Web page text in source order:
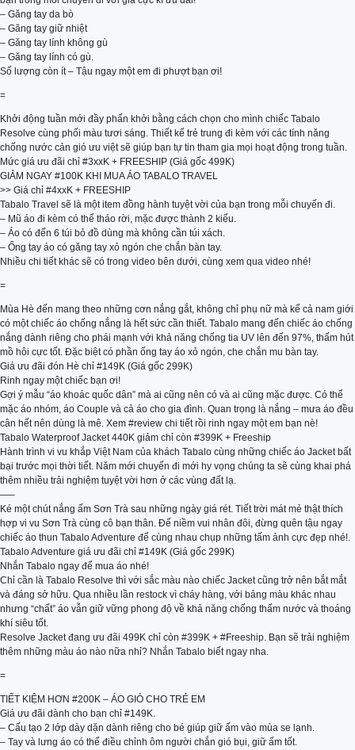
– Găng tay da bò
– Găng tay giữ nhiệt
– Găng tay lính không gù
– Găng tay lính có gù.
Số lượng còn ít – Tậu ngay một em đi phượt bạn ơi!
=
Khởi động tuần mới đầy phấn khởi bằng cách chọn cho mình chiếc Tabalo
Resolve cùng phối màu tươi sáng. Thiết kế trẻ trung đi kèm với các tính năng
chống nước cản gió ưu việt sẽ giúp bạn tự tin tham gia mọi hoạt động trong tuần.
Mức giá ưu đãi chỉ #3xxK + FREESHIP (Giá gốc 499K)
GIẢM NGAY #100K KHI MUA ÁO TABALO TRAVEL
>> Giá chỉ #4xxK + FREESHIP
Tabalo Travel sẽ là một item đồng hành tuyệt vời của bạn trong mỗi chuyến đi.
– Mũ áo đi kèm có thể tháo rời, mặc được thành 2 kiểu.
– Áo có đến 6 túi bỏ đồ dùng mà không cần túi xách.
– Ống tay áo có găng tay xỏ ngón che chắn bàn tay.
Nhiều chi tiết khác sẽ có trong video bên dưới, cùng xem qua video nhé!
=
Mùa Hè đến mang theo những cơn nắng gắt, không chỉ phụ nữ mà kể cả nam giới
có một chiếc áo chống nắng là hết sức cần thiết. Tabalo mang đến chiếc áo chống
nắng dành riêng cho phái mạnh với khả năng chống tia UV lên đến 97%, thấm hút
mồ hôi cực tốt. Đặc biệt có phần ống tay áo xỏ ngón, che chắn mu bàn tay.
Giá ưu đãi đón Hè chỉ #149K (Giá gốc 299K)
Rinh ngay một chiếc bạn ơi!
Gợi ý mẫu “áo khoác quốc dân” mà ai cũng nên có và ai cũng mặc được. Có thể
mặc áo nhóm, áo Couple và cả áo cho gia đình. Quan trọng là nắng – mưa áo đều
cân hết nên dùng là mê. Xem #review chi tiết rồi rinh ngay một em bạn nè!
Tabalo Waterproof Jacket 440K giảm chỉ còn #399K + Freeship
Hành trình vi vu khắp Việt Nam của khách Tabalo cùng những chiếc áo Jacket bất
bại trước mọi thời tiết. Năm mới chuyến đi mới hy vọng chúng ta sẽ cùng khai phá
thêm nhiều trải nghiệm tuyệt vời hơn ở các vùng đất lạ.
—–
Ké một chút nắng ấm Sơn Trà sau những ngày giá rét. Tiết trời mát mẻ thật thích
hợp vi vu Sơn Trà cùng cô bạn thân. Để niềm vui nhân đôi, đừng quên tậu ngay
chiếc áo thun Tabalo Adventure để cùng nhau chụp những tấm ảnh cực đẹp nhé!.
Tabalo Adventure giá ưu đãi chỉ #149K (Giá gốc 299K)
Nhắn Tabalo ngay để mua áo nhé!
Chỉ cần là Tabalo Resolve thì với sắc màu nào chiếc Jacket cũng trở nên bắt mắt
và đáng sở hữu. Qua nhiều lần restock vì cháy hàng, với bảng màu khác nhau
nhưng “chất” áo vẫn giữ vững phong độ về khả năng chống thấm nước và thoáng
khí siêu tốt.
Resolve Jacket đang ưu đãi 499K chỉ còn #399K + #Freeship. Bạn sẽ trải nghiệm
thêm những màu áo nào nữa nhỉ? Nhắn Tabalo biết ngay nha.
=
TIẾT KIỆM HƠN #200K – ÁO GIÓ CHO TRẺ EM
Giá ưu đãi dành cho bạn chỉ #149K.
– Cấu tạo 2 lớp dày dặn dành riêng cho bé giúp giữ ấm vào mùa se lạnh.
– Tay và lưng áo có thể điều chỉnh ôm người chắn gió bụi, giữ ấm tốt.